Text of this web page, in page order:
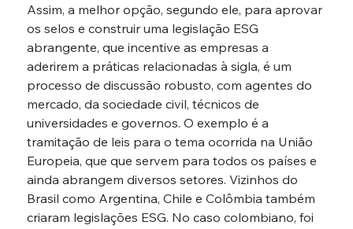
Assim, a melhor opção, segundo ele, para aprovar
os selos e construir uma legislação ESG
abrangente, que incentive as empresas a
aderirem a práticas relacionadas à sigla, é um
processo de discussão robusto, com agentes do
mercado, da sociedade civil, técnicos de
universidades e governos. O exemplo é a
tramitação de leis para o tema ocorrida na União
Europeia, que que servem para todos os países e
ainda abrangem diversos setores. Vizinhos do
Brasil como Argentina, Chile e Colômbia também
criaram legislações ESG. No caso colombiano, foi